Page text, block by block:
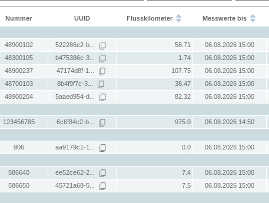
Nummer UUID Flusskilometer Messwerte bis
48900102 522286e2-b... 58.71
06.08.2026 15:00
48300105 b475386c-3... 1.74
06.08.2026 15:00
48900237 47174d8f-1... 107.75
06.08.2026 15:00
48700103 8b4f9f7c-3... 38.47
06.08.2026 15:00
48900204 5aaed954-d... 82.32
06.08.2026 15:00
123456785 6c6f84c2-b... 975.0
06.08.2026 14:50
906 aa9179c1-1... 0.0
06.08.2026 15:00
586640 ee52ce62-2... 7.4
06.08.2026 15:00
586650 45721a68-5... 7.5
06.08.2026 15:00